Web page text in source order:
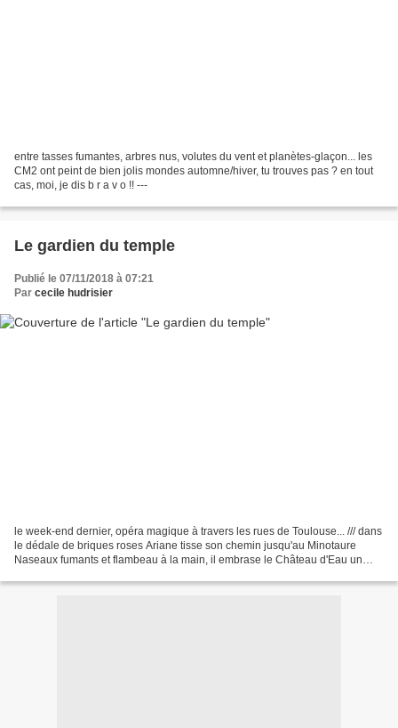
entre tasses fumantes, arbres nus, volutes du vent et planètes-glaçon... les
CM2 ont peint de bien jolis mondes automne/hiver, tu trouves pas ? en tout
cas, moi, je dis b r a v o !! ---
Le gardien du temple
Publié le 07/11/2018 à 07:21
Par cecile hudrisier
le week-end dernier, opéra magique à travers les rues de Toulouse... /// dans
le dédale de briques roses Ariane tisse son chemin jusqu'au Minotaure
Naseaux fumants et flambeau à la main, il embrase le Château d'Eau un